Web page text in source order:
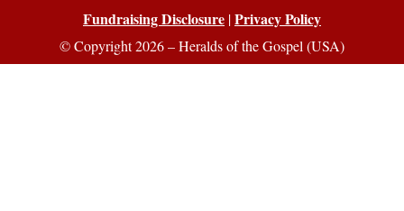
Fundraising Disclosure |Privacy Policy
© Copyright 2026 – Heralds of the Gospel (USA)